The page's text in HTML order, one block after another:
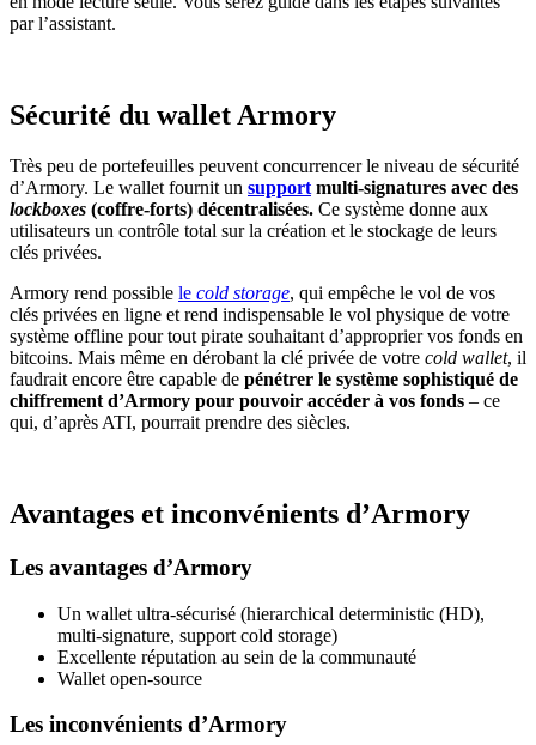
par l’assistant.
Sécurité du wallet Armory
Très peu de portefeuilles peuvent concurrencer le niveau de sécurité
d’Armory. Le wallet fournit un support multi-signatures avec des
lockboxes (coffre-forts) décentralisées. Ce système donne aux
utilisateurs un contrôle total sur la création et le stockage de leurs
clés privées.
Armory rend possible le cold storage, qui empêche le vol de vos
clés privées en ligne et rend indispensable le vol physique de votre
système offline pour tout pirate souhaitant d’approprier vos fonds en
bitcoins. Mais même en dérobant la clé privée de votre cold wallet, il
faudrait encore être capable de pénétrer le système sophistiqué de
chiffrement d’Armory pour pouvoir accéder à vos fonds – ce
qui, d’après ATI, pourrait prendre des siècles.
Avantages et inconvénients d’Armory
Les avantages d’Armory
Un wallet ultra-sécurisé (hierarchical deterministic (HD),
multi-signature, support cold storage)
Excellente réputation au sein de la communauté
Wallet open-source
Les inconvénients d’Armory